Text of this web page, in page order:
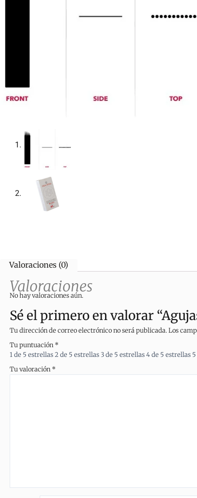
Valoraciones (0)
Valoraciones
No hay valoraciones aún.
Sé el primero en valorar
Tu dirección de correo electrónico no será publicada.Los
Tu puntuación *
1 de 5 estrellas2 de 5 estrellas3 de 5 estrellas4 de 5 estrellas
Tu valoración *